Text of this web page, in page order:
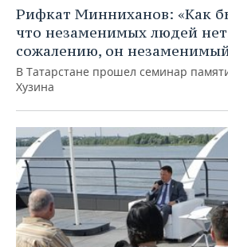
Рифкат Минниханов: «Как
что незаменимых людей
сожалению, он
В Татарстане прошел семинар
Хузина